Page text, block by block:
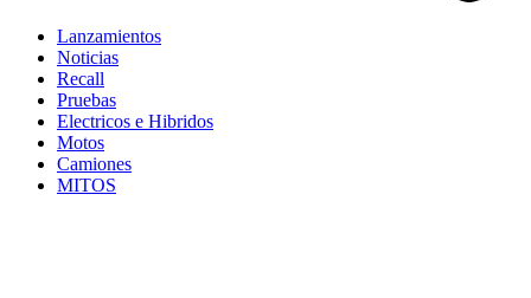
Lanzamientos
Noticias
Recall
Pruebas
Electricos e Hibridos
Motos
Camiones
MITOS